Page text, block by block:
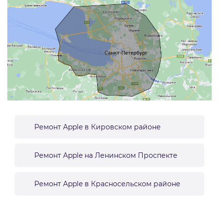
Ремонт Apple в Кировском районе
Ремонт Apple на Ленинском Проспекте
Ремонт Apple в Красносельском районе